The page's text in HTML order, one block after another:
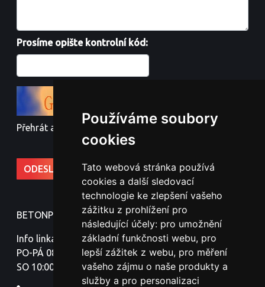
Používáme soubory
cookies
Tato webová stránka používá
cookies a další sledovací
technologie ke zlepšení vašeho
zážitku z prohlížení pro
následující účely: pro umožnění
základní funkčnosti webu, pro
lepší zážitek z webu, pro měření
vašeho zájmu o naše produkty a
služby a pro personalizaci
Prosíme opište kontrolní kód:
Přehrát audio kód
BETONPLOTY - Jindřich Nováček
Info linka:
PO-PÁ 08:00-18:00
SO 10:00-16:00